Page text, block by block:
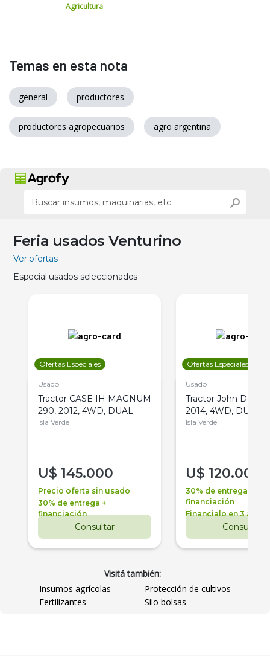
Agricultura
Temas en esta nota
general productores
productores agropecuarios agro argentina
Feria usados Venturino
Ver ofertas
Especial usados seleccionados
Ofertas Especiales
Usado
Tractor CASE IH MAGNUM
290, 2012, 4WD, DUAL
Isla Verde
U$ 145.000
Precio oferta sin usado
30% de entrega +
financiación
Consultar
Ofertas Especiales
Usado
Tractor John Deere
2014, 4WD, DUAL
Isla Verde
U$ 120.000
30% de entrega +
financiación
Financialo en 3 años
Consultar
Visitá también:
Insumos agrícolas
Protección de cultivos
Fertilizantes
Silo bolsas